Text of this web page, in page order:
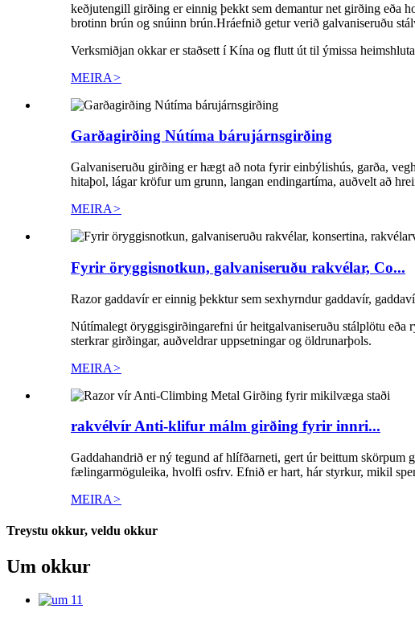
keðjutengill girðing er einnig þekkt sem demantur net girðing eða
brotinn brún og snúinn brún.Hráefnið getur verið galvaniseruðu
Verksmiðjan okkar er staðsett í Kína og flutt út til ýmissa
MEIRA>
Garðagirðing Nútíma bárujárnsgirðing
Galvaniseruðu girðing er hægt að nota fyrir einbýlishús, garða,
hitaþol, lágar kröfur um grunn, langan endingartíma, auðvelt að
MEIRA>
Fyrir öryggisnotkun, galvaniseruðu rakvélar, Co...
Razor gaddavír er einnig þekktur sem sexhyrndur gaddavír,
Nútímalegt öryggisgirðingarefni úr heitgalvaniseruðu stálplötu
sterkrar girðingar, auðveldrar uppsetningar og öldrunarþols.
MEIRA>
rakvélvír Anti-klifur málm girðing fyrir innri...
Gaddahandrið er ný tegund af hlífðarneti, gert úr beittum skörpum
fælingarmöguleika, hvolfi osfrv. Efnið er hart, hár styrkur, mikil
MEIRA>
Treystu okkur, veldu okkur
Um okkur